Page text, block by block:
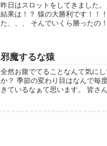
昨日はスロットをしてきました
結果は！？ 猿の大勝利です！！
た、、、 そんでいくら勝ったの
邪魔するな猿
全然お腹でてることなんて気に
か？ 季節の変わり目はなんで毎
きているなぁて思います。 皆さ